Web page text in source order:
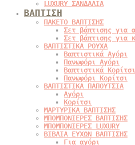
LUXURY ΣΑΝΔΑΛΙΑ
ΒΑΠΤΙΣΗ
ΠΑΚΕΤΟ ΒΑΠΤΙΣΗΣ
Σετ βάπτισης για
Σετ βάπτισης για
ΒΑΠΤΙΣΤΙΚΑ ΡΟΥΧΑ
Βαπτιστικά Αγόρι
Πανωφόρι Αγόρι
Βαπτιστικά Κορίτσι
Πανωφόρι Κορίτσι
ΒΑΠΤΙΣΤΙΚΑ ΠΑΠΟΥΤΣΙΑ
Αγόρι
Κορίτσι
ΜΑΡΤΥΡΙΚΑ ΒΑΠΤΙΣΗΣ
ΜΠΟΜΠΟΝΙΕΡΕΣ ΒΑΠΤΙΣΗΣ
ΜΠΟΜΠΟΝΙΕΡΕΣ LUXURY
ΒΙΒΛΙΑ ΕΥΧΩΝ ΒΑΠΤΙΣΗΣ
Για αγόρι